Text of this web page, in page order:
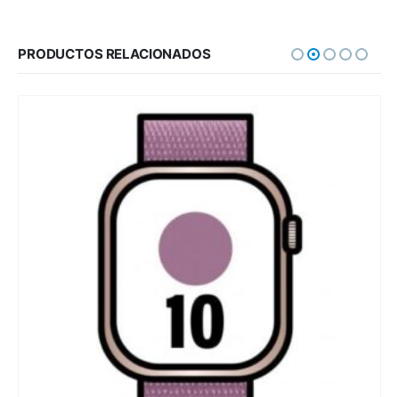
PRODUCTOS RELACIONADOS